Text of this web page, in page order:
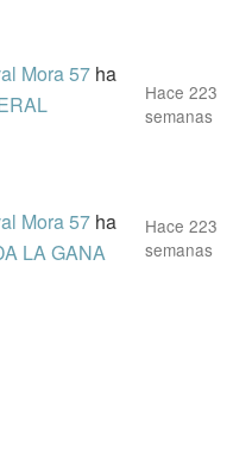
Mora 57 ha
Hace 223
semanas
Mora 57 ha
LA GANA
Hace 223
semanas